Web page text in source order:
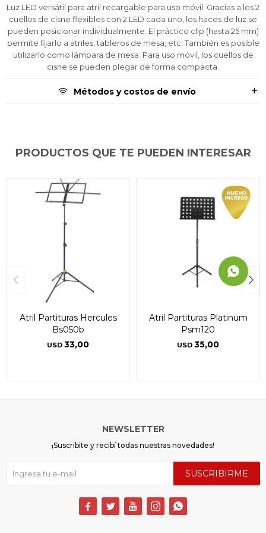
Luz LED versátil para atril recargable para uso móvil. Gracias a los 2
cuellos de cisne flexibles con 2 LED cada uno, los haces de luz se
pueden posicionar individualmente. El práctico clip (hasta 25 mm)
permite fijarlo a atriles, tableros de mesa, etc. También es posible
utilizarlo como lámpara de mesa. Para uso móvil, los cuellos de
cisne se pueden plegar de forma compacta.
Métodos y costos de envío
PRODUCTOS QUE TE PUEDEN INTERESAR
Atril Partituras Hercules
Bs050b
USD 33,00
Atril Partituras Platinum
Psm120
USD 35,00
Celular
Fecha de nacimiento
Mes
prefieras!
Elegí tus productos preferidos
Elegís Pago Después como metodo de pago
* sujeto a aprobación crediticia. El monto disponible
puede variar por comercio
contactanos en
preguntas@pagodespues.com.uy
Por favor intenta nuevamente mas tarde.
NEWSLETTER
¡Suscribite y recibí todas nuestras novedades!
SUSCRIBIRME
    
Celular
Fecha de nacimiento
Mes
prefieras!
Elegí tus productos preferidos
Elegís Pago Después como metodo de pago
* sujeto a aprobación crediticia. El monto disponible
puede variar por comercio
contactanos en
preguntas@pagodespues.com.uy
Por favor intenta nuevamente mas tarde.
Celular
Fecha de nacimiento
Mes
prefieras!
Elegí tus productos preferidos
Elegís Pago Después como metodo de pago
* sujeto a aprobación crediticia. El monto disponible
puede variar por comercio
contactanos en
preguntas@pagodespues.com.uy
Por favor intenta nuevamente mas tarde.